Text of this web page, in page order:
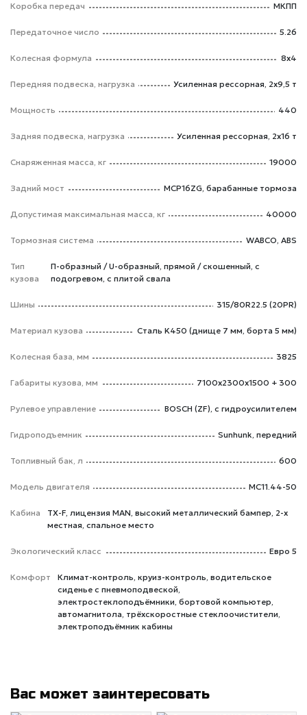
Коробка передач МКПП
Передаточное число 5.26
Колесная формула 8x4
Передняя подвеска, нагрузка Усиленная рессорная, 2x9,5 т
Мощность 440
Задняя подвеска, нагрузка Усиленная рессорная, 2x16 т
Снаряженная масса, кг 19000
Задний мост MCP16ZG, барабанные тормоза
Допустимая максимальная масса, кг 40000
Тормозная система WABCO, ABS
Тип
кузова
П-образный / U-образный, прямой / скошенный, с
подогревом, с плитой свала
Шины 315/80R22.5 (20PR)
Материал кузова Сталь K450 (днище 7 мм, борта 5 мм)
Колесная база, мм 3825
Габариты кузова, мм 7100x2300x1500 + 300
Рулевое управление BOSCH (ZF), с гидроусилителем
Гидроподъемник Sunhunk, передний
Топливный бак, л 600
Модель двигателя MC11.44-50
Кабина
TX-F, лицензия MAN, высокий металлический бампер, 2-х
местная, спальное место
Экологический класс Евро 5
Комфорт
Климат-контроль, круиз-контроль, водительское
сиденье с пневмоподвеской,
электростеклоподъёмники, бортовой компьютер,
автомагнитола, трёхскоростные стеклоочистители,
электроподъёмник кабины
Вас может заинтересовать